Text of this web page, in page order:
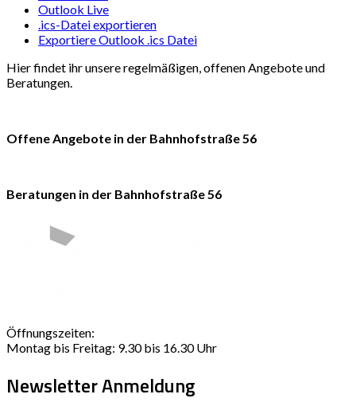
Outlook Live
.ics-Datei exportieren
Exportiere Outlook .ics Datei
Hier findet ihr unsere regelmäßigen, offenen Angebote und
Beratungen.
Offene Angebote in der Bahnhofstraße 56
Beratungen in der Bahnhofstraße 56
Öffnungszeiten:
Montag bis Freitag: 9.30 bis 16.30 Uhr
Newsletter Anmeldung